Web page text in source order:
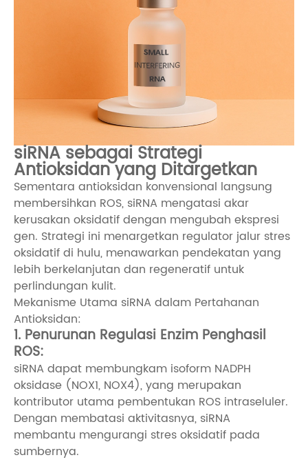
siRNA sebagai Strategi
Antioksidan yang Ditargetkan
Sementara antioksidan konvensional langsung
membersihkan ROS, siRNA mengatasi akar
kerusakan oksidatif dengan mengubah ekspresi
gen. Strategi ini menargetkan regulator jalur stres
oksidatif di hulu, menawarkan pendekatan yang
lebih berkelanjutan dan regeneratif untuk
perlindungan kulit.
Mekanisme Utama siRNA dalam Pertahanan
Antioksidan:
1. Penurunan Regulasi Enzim Penghasil
ROS:
siRNA dapat membungkam isoform NADPH
oksidase (NOX1, NOX4), yang merupakan
kontributor utama pembentukan ROS intraseluler.
Dengan membatasi aktivitasnya, siRNA
membantu mengurangi stres oksidatif pada
sumbernya.